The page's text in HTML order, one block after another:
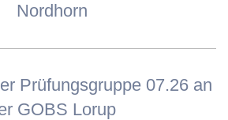
Nordhorn
Prüfungsgruppe 07.26 an
GOBS Lorup